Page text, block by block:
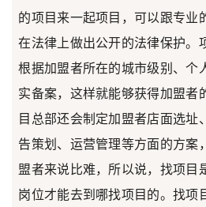
的项目来一起项目，可以跟专业
在法律上做出公开的法律保护。
根据加盟者所在的城市级别、个
实备案，这样就能够获得加盟者
目总部还会制定加盟者店面选址
告策划、运营管理等方面的方案
盟者来说比难，所以说，找项目
岗位才能去到哪找项目的。找项